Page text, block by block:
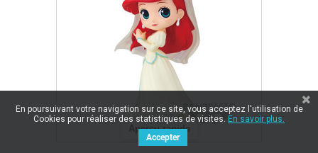
Aperçu rapide
En poursuivant votre navigation sur ce site, vous acceptez l'utilisation de
Cookies pour réaliser des statistiques de visites. En savoir plus.
Accepter